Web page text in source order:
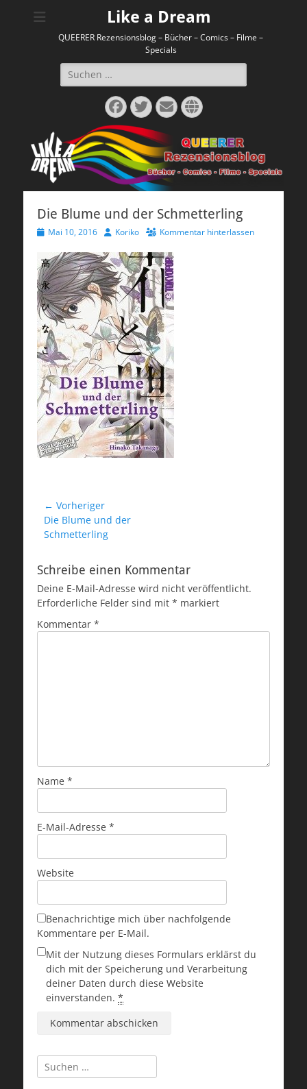
Like a Dream
QUEERER Rezensionsblog – Bücher – Comics – Filme –
Specials
Suchen
nach:
Facebook
Twitter
E-
Mail
Website
Die Blume und der Schmetterling
Veröffentlicht
Mai 10, 2016 AutorKoriko Kommentar hinterlassen
Beitragsnavigation
← Vorheriger
Vorheriger
Beitrag:
Die Blume und der
Schmetterling
Schreibe einen Kommentar
Deine E-Mail-Adresse wird nicht veröffentlicht.
Erforderliche Felder sind mit * markiert
Kommentar *
Name *
E-Mail-Adresse *
Website
Benachrichtige mich über nachfolgende
Kommentare per E-Mail.
Mit der Nutzung dieses Formulars erklärst du
dich mit der Speicherung und Verarbeitung
deiner Daten durch diese Website
einverstanden. *
Suchen
nach: